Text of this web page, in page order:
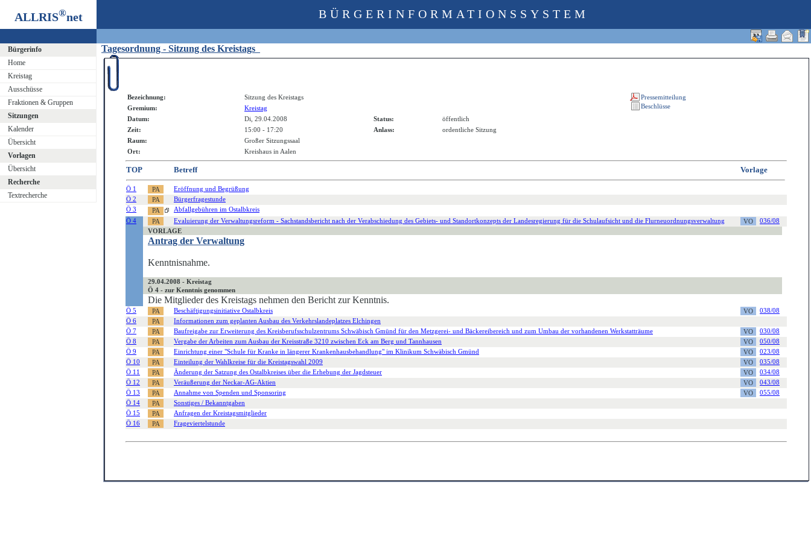
ALLRIS®net
Bürgerinfo
Home
Kreistag
Ausschüsse
Fraktionen & Gruppen
Sitzungen
Kalender
Übersicht
Vorlagen
Übersicht
Recherche
Textrecherche
BÜRGERINFORMATIONSSYSTEM
Tagesordnung - Sitzung des Kreistags
Bezeichnung:
Sitzung des Kreistags
Gremium:
Kreistag
Datum:
Di, 29.04.2008 Status:
öffentlich
Zeit:
15:00 - 17:20 Anlass:
ordentliche Sitzung
Raum:
Großer Sitzungssaal
Ort:
Kreishaus in Aalen
TOP Betreff Vorlage
Ö 1
Eröffnung und Begrüßung
Ö 2
Bürgerfragestunde
Ö 3
Abfallgebühren im Ostalbkreis
Ö 4
Evaluierung der Verwaltungsreform - Sachstandsbericht nach der Verabschiedung des Gebiets- und Standortkonzepts der Landesregierung für die Schulaufsicht und die Flurneuordnungsverwaltung
036/08
VORLAGE
Antrag der Verwaltung
Kenntnisnahme.
29.04.2008 - Kreistag
Ö 4 - zur Kenntnis genommen
Die Mitglieder des Kreistags nehmen den Bericht zur Kenntnis.
Ö 5 Beschäftigungsinitiative Ostalbkreis
038/08
Ö 6
Informationen zum geplanten Ausbau des Verkehrslandeplatzes Elchingen
Ö 7
Baufreigabe zur Erweiterung des Kreisberufsschulzentrums Schwäbisch Gmünd für den Metzgerei- und Bäckereibereich und zum Umbau der vorhandenen Werkstatträume
030/08
Ö 8
Vergabe der Arbeiten zum Ausbau der Kreisstraße 3210 zwischen Eck am Berg und Tannhausen
050/08
Ö 9
Einrichtung einer "Schule für Kranke in längerer Krankenhausbehandlung" im Klinikum Schwäbisch Gmünd
023/08
Ö 10
Einteilung der Wahlkreise für die Kreistagswahl 2009
035/08
Ö 11
Änderung der Satzung des Ostalbkreises über die Erhebung der Jagdsteuer
034/08
Ö 12
Veräußerung der Neckar-AG-Aktien
043/08
Ö 13
Annahme von Spenden und Sponsoring
055/08
Ö 14
Sonstiges / Bekanntgaben
Ö 15
Anfragen der Kreistagsmitglieder
Ö 16
Frageviertelstunde